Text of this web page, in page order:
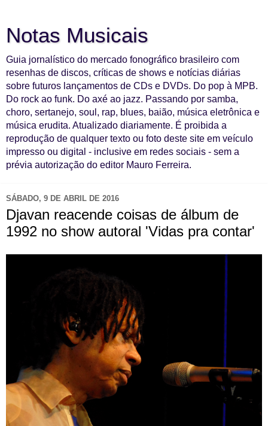
Notas Musicais
Guia jornalístico do mercado fonográfico brasileiro com
resenhas de discos, críticas de shows e notícias diárias
sobre futuros lançamentos de CDs e DVDs. Do pop à MPB.
Do rock ao funk. Do axé ao jazz. Passando por samba,
choro, sertanejo, soul, rap, blues, baião, música eletrônica e
música erudita. Atualizado diariamente. É proibida a
reprodução de qualquer texto ou foto deste site em veículo
impresso ou digital - inclusive em redes sociais - sem a
prévia autorização do editor Mauro Ferreira.
SÁBADO, 9 DE ABRIL DE 2016
Djavan reacende coisas de álbum de
1992 no show autoral 'Vidas pra contar'